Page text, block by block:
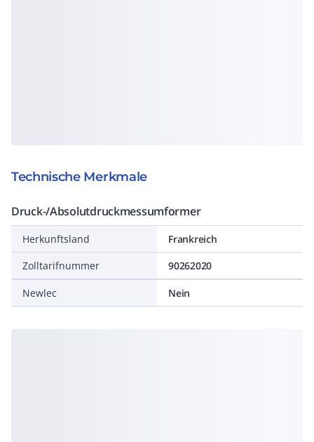
Technische Merkmale
Druck-/Absolutdruckmessumformer
Herkunftsland
Frankreich
Zolltarifnummer
90262020
Newlec Nein